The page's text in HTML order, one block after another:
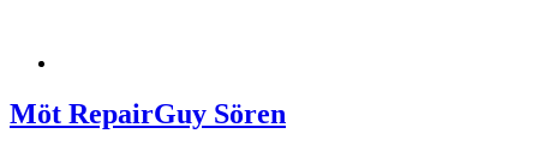
Möt RepairGuy Sören